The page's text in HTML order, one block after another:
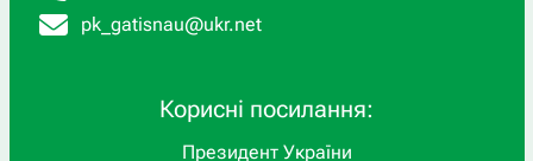
pk_gatisnau@ukr.net
Корисні посилання:
Президент України